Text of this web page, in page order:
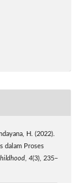
H. (2022).
dalam Proses
, 4(3), 235–